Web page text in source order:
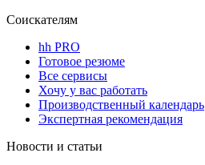
Соискателям
hh PRO
Готовое резюме
Все сервисы
Хочу у вас работать
Производственный календарь
Экспертная рекомендация
Новости и статьи